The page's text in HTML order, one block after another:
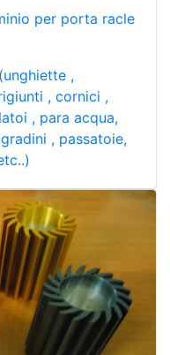
per porta racle
,
, cornici ,
, para acqua,
, passatoie,